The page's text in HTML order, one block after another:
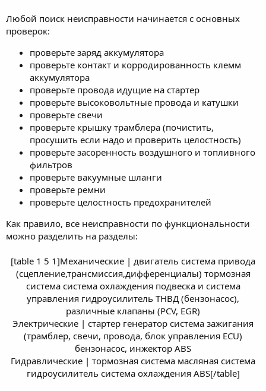
Любой поиск неисправности начинается с основных
проверок:
проверьте заряд аккумулятора
проверьте контакт и корродированность клемм
аккумулятора
проверьте провода идущие на стартер
проверьте высоковольтные провода и катушки
проверьте свечи
проверьте крышку трамблера (почистить,
просушить если надо и проверить целостность)
проверьте засоренность воздушного и топливного
фильтров
проверьте вакуумные шланги
проверьте ремни
проверьте целостность предохранителей
Как правило, все неисправности по функциональности
можно разделить на разделы:
[table 1 5 1]Механические | двигатель система привода
(сцепление,трансмиссия,дифференциалы) тормозная
система система охлаждения подвеска и система
управления гидроусилитель ТНВД (бензонасос),
различные клапаны (PCV, EGR)
Электрические | стартер генератор система зажигания
(трамблер, свечи, провода, блок управления ECU)
бензонасос, инжектор ABS
Гидравлические | тормозная система масляная система
гидроусилитель система охлаждения ABS[/table]​